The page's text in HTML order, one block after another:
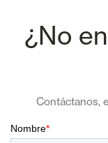
¿No
Contáctanos,